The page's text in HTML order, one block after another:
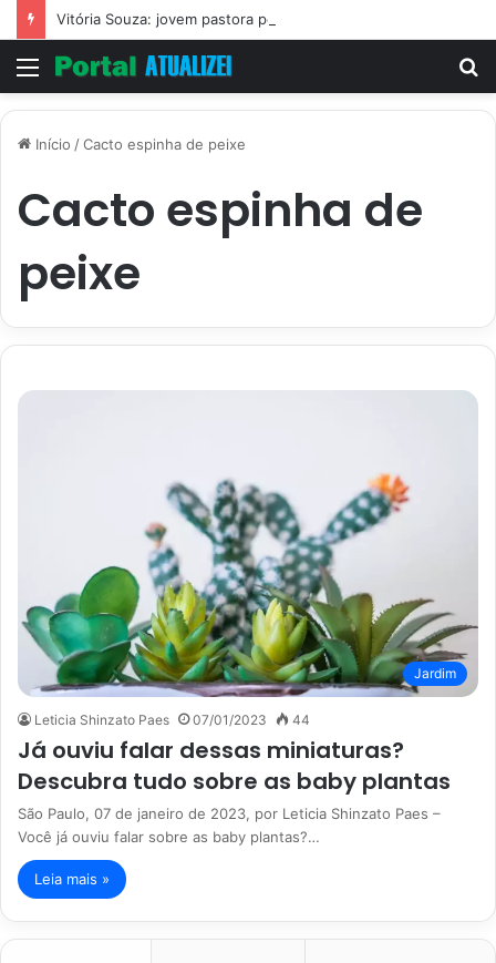
Menu
Início /Cacto espinha de peixe
Cacto espinha de
peixe
Jardim
Leticia Shinzato Paes 07/01/2023 44
Já ouviu falar dessas miniaturas?
Descubra tudo sobre as baby plantas
São Paulo, 07 de janeiro de 2023, por Leticia Shinzato Paes –
Você já ouviu falar sobre as baby plantas?…
Leia mais »